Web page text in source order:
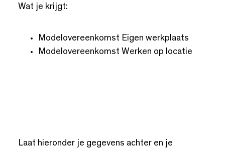
Wat je krijgt:
Modelovereenkomst Eigen werkplaats
Modelovereenkomst Werken op locatie
Laat hieronder je gegevens achter en je